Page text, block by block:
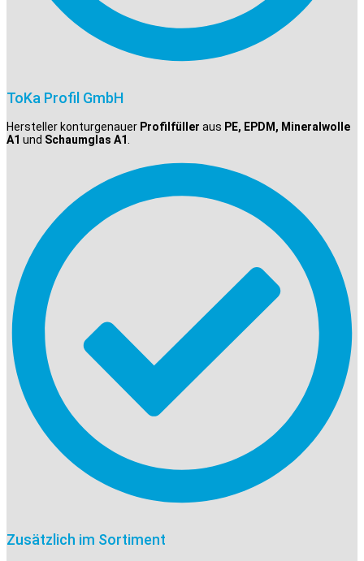
ToKa Profil GmbH
Hersteller konturgenauer Profilfüller aus PE, EPDM, Mineralwolle
A1 und Schaumglas A1.
Zusätzlich im Sortiment